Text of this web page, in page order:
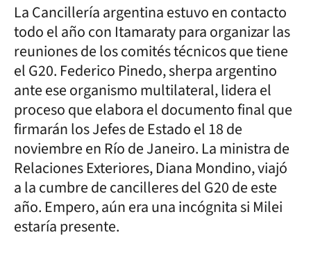
La Cancillería argentina estuvo en contacto
todo el año con Itamaraty para organizar las
reuniones de los comités técnicos que tiene
el G20. Federico Pinedo, sherpa argentino
ante ese organismo multilateral, lidera el
proceso que elabora el documento final que
firmarán los Jefes de Estado el 18 de
noviembre en Río de Janeiro. La ministra de
Relaciones Exteriores, Diana Mondino, viajó
a la cumbre de cancilleres del G20 de este
año. Empero, aún era una incógnita si Milei
estaría presente.